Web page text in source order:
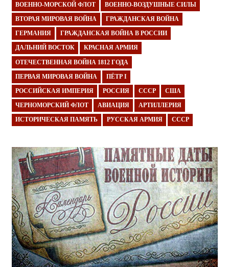
ВОЕННО-МОРСКОЙ ФЛОТ ВОЕННО-ВОЗДУШНЫЕ СИЛЫ
ВТОРАЯ МИРОВАЯ ВОЙНА ГРАЖДАНСКАЯ ВОЙНА
ГЕРМАНИЯ ГРАЖДАНСКАЯ ВОЙНА В РОССИИ
ДАЛЬНИЙ ВОСТОК КРАСНАЯ АРМИЯ
ОТЕЧЕСТВЕННАЯ ВОЙНА 1812 ГОДА
ПЕРВАЯ МИРОВАЯ ВОЙНА ПЁТР I
РОССИЙСКАЯ ИМПЕРИЯ РОССИЯ СССР США
ЧЕРНОМОРСКИЙ ФЛОТ АВИАЦИЯ АРТИЛЛЕРИЯ
ИСТОРИЧЕСКАЯ ПАМЯТЬ РУССКАЯ АРМИЯ СССР